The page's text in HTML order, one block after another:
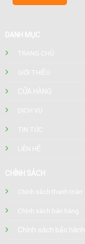
DANH MỤC
TRANG CHỦ
GIỚI THIỆU
CỬA HÀNG
DỊCH VỤ
TIN TỨC
LIÊN HỆ
CHÍNH SÁCH
Chính sách thanh toán
Chính sách bán hàng
Chính sách bảo hành